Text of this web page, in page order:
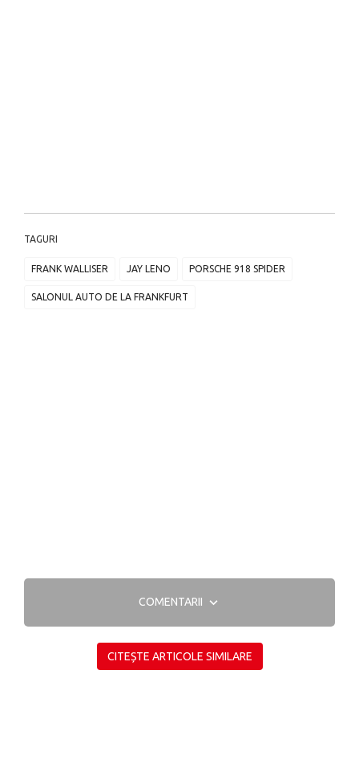
TAGURI
FRANK WALLISER JAY LENO PORSCHE 918 SPIDER
SALONUL AUTO DE LA FRANKFURT
COMENTARII
CITEȘTE ARTICOLE SIMILARE